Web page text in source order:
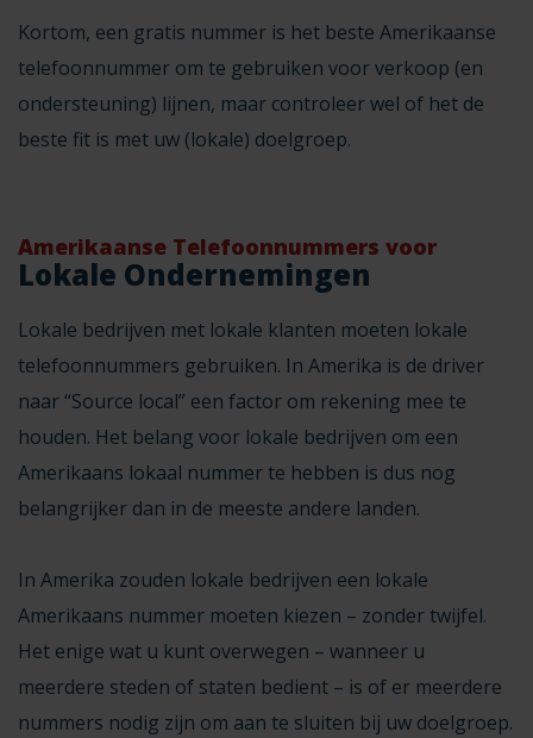
Kortom, een gratis nummer is het beste Amerikaanse
telefoonnummer om te gebruiken voor verkoop (en
ondersteuning) lijnen, maar controleer wel of het de
beste fit is met uw (lokale) doelgroep.
Amerikaanse Telefoonnummers voor
Lokale Ondernemingen
Lokale bedrijven met lokale klanten moeten lokale
telefoonnummers gebruiken. In Amerika is de driver
naar “Source local” een factor om rekening mee te
houden. Het belang voor lokale bedrijven om een
Amerikaans lokaal nummer te hebben is dus nog
belangrijker dan in de meeste andere landen.
In Amerika zouden lokale bedrijven een lokale
Amerikaans nummer moeten kiezen – zonder twijfel.
Het enige wat u kunt overwegen – wanneer u
meerdere steden of staten bedient – is of er meerdere
nummers nodig zijn om aan te sluiten bij uw doelgroep.